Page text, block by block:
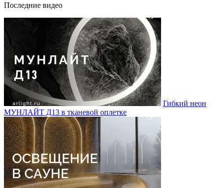
Последние видео
Гибкий неон
МУНЛАЙТ Д13 в тканевой оплетке